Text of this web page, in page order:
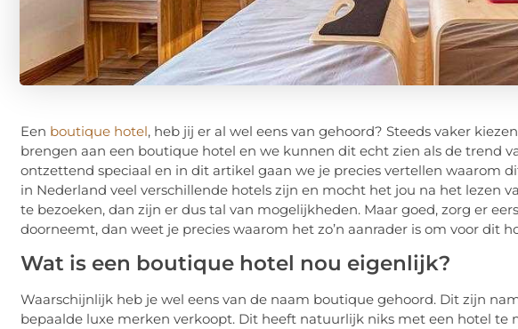
Een boutique hotel, heb jij er al wel eens van gehoord? Steeds vaker
brengen aan een boutique hotel en we kunnen dit echt zien als de trend
ontzettend speciaal en in dit artikel gaan we je precies vertellen waarom
in Nederland veel verschillende hotels zijn en mocht het jou na het lezen
te bezoeken, dan zijn er dus tal van mogelijkheden. Maar goed, zorg er
doorneemt, dan weet je precies waarom het zo’n aanrader is om voor dit
Wat is een boutique hotel nou eigenlijk?
Waarschijnlijk heb je wel eens van de naam boutique gehoord. Dit zijn
bepaalde luxe merken verkoopt. Dit heeft natuurlijk niks met een hotel te